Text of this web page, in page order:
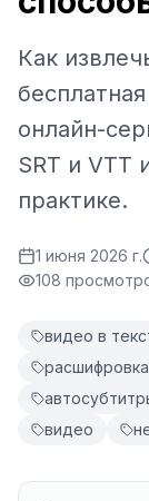
Как
онлайн-
SRT и VTT
практике.
1 июня 2026 г.
108
видео в
видео